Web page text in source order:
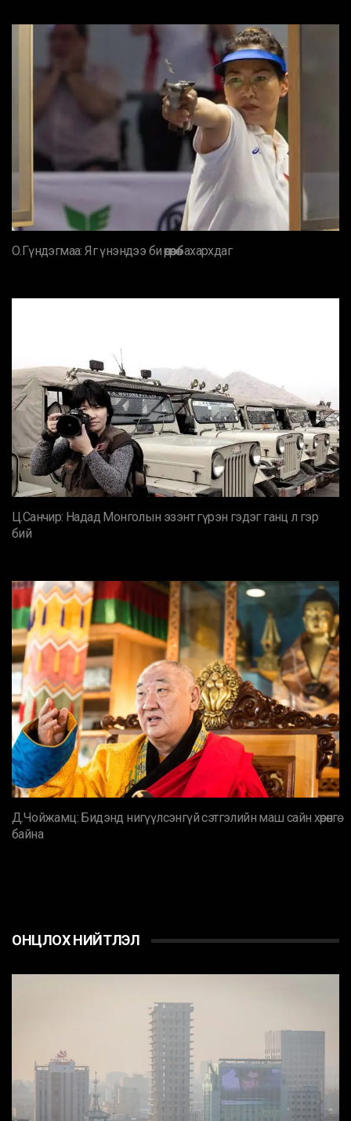
О.Гүндэгмаа: Яг үнэндээ би өөрөөрөө бахархдаг
Ц.Санчир: Надад Монголын эзэнт гүрэн гэдэг ганц л гэр
бий
Д.Чойжамц: Бидэнд нигүүлсэнгүй сэтгэлийн маш сайн хөрөнгө
байна
ОНЦЛОХ НИЙТЛЭЛ